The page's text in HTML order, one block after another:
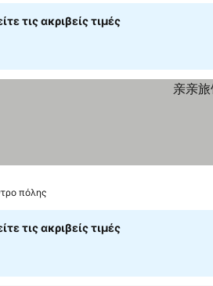
τις ακριβείς τιμές
πόλης
τις ακριβείς τιμές